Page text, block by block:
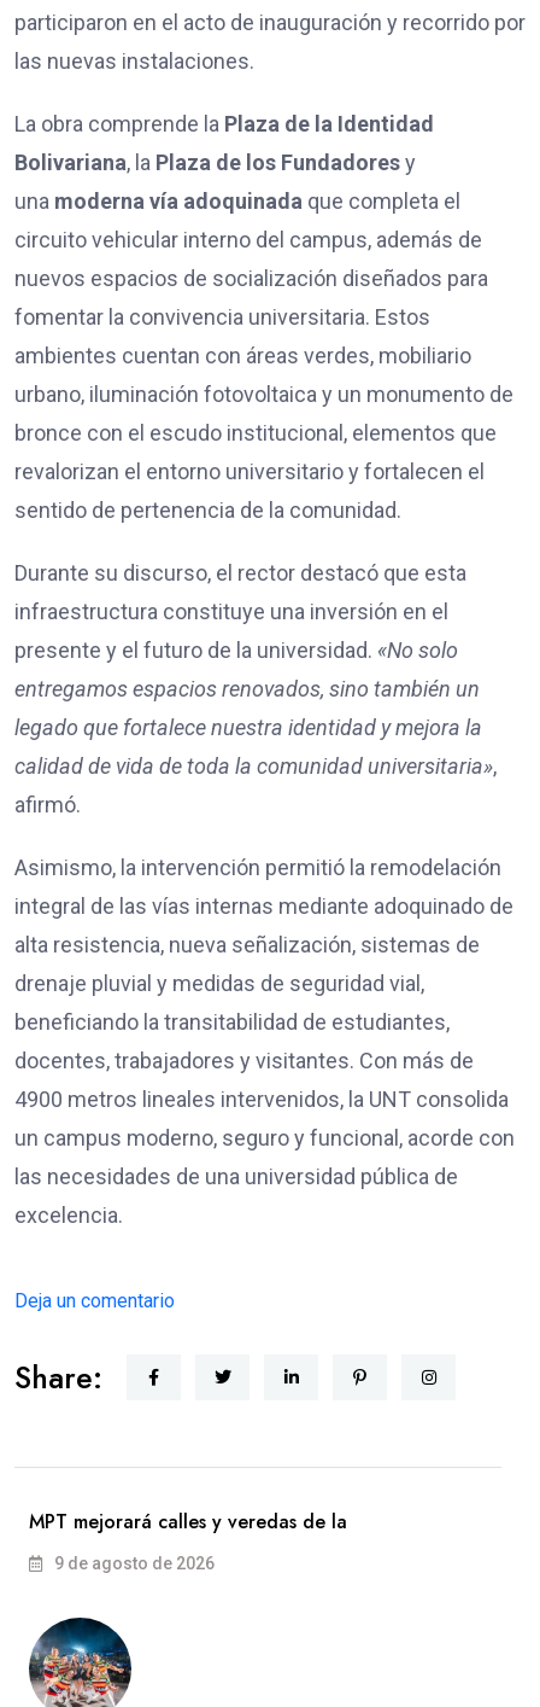
participaron en el acto de inauguración y recorrido por
las nuevas instalaciones.
La obra comprende la Plaza de la Identidad
Bolivariana, la Plaza de los Fundadoresy
una moderna vía adoquinada que completa el
circuito vehicular interno del campus, además de
nuevos espacios de socialización diseñados para
fomentar la convivencia universitaria. Estos
ambientes cuentan con áreas verdes, mobiliario
urbano, iluminación fotovoltaica y un monumento de
bronce con el escudo institucional, elementos que
revalorizan el entorno universitario y fortalecen el
sentido de pertenencia de la comunidad.
Durante su discurso, el rector destacó que esta
infraestructura constituye una inversión en el
presente y el futuro de la universidad. «No solo
entregamos espacios renovados, sino también un
legado que fortalece nuestra identidad y mejora la
calidad de vida de toda la comunidad universitaria»,
afirmó.
Asimismo, la intervención permitió la remodelación
integral de las vías internas mediante adoquinado de
alta resistencia, nueva señalización, sistemas de
drenaje pluvial y medidas de seguridad vial,
beneficiando la transitabilidad de estudiantes,
docentes, trabajadores y visitantes. Con más de
4900 metros lineales intervenidos, la UNT consolida
un campus moderno, seguro y funcional, acorde con
las necesidades de una universidad pública de
excelencia.
Deja un comentario
Share:
MPT mejorará calles y veredas de la
9 de agosto de 2026